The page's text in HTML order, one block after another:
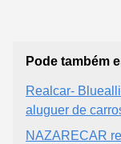
Pode também
Realcar-
aluguer de
NAZARECAR